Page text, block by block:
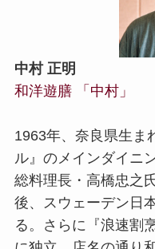
中村 正明
和洋遊膳 「中村」
1963年、奈良県生ま
ル』のメインダイニ
総料理長・高橋忠之
後、スウェーデン日
る。さらに『浪速割